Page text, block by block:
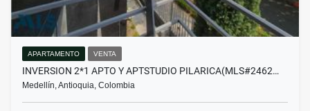
APARTAMENTO VENTA
INVERSION 2*1 APTO Y APTSTUDIO PILARICA(MLS#2462…
Medellín, Antioquia, Colombia